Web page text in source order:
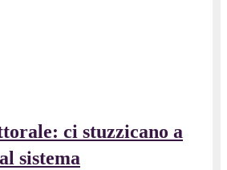
ci stuzzicano a
sistema